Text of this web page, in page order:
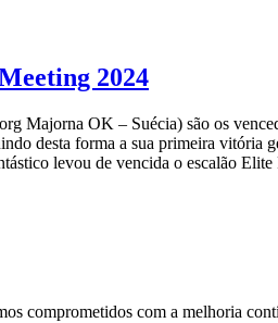
2024
Majorna OK – Suécia) são os
desta forma a sua primeira
levou de vencida o escalão
comprometidos com a melhoria